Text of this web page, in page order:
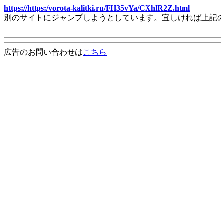
https://https:/vorota-kalitki.ru/FH35vYa/CXhlR2Z.html
別のサイトにジャンプしようとしています。宜しければ上
広告のお問い合わせはこちら